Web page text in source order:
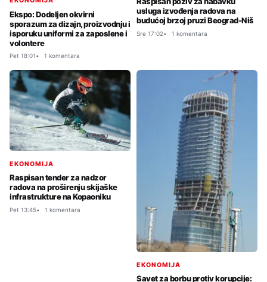
Ekspo: Dodeljen okvirni
sporazum za dizajn, proizvodnju i
isporuku uniformi za zaposlene i
volontere
Pet 18:01 1 komentara
usluga izvođenja radova na
budućoj brzoj pruzi Beograd-Niš
Sre 17:02 1 komentara
EKONOMIJA
Raspisan tender za nadzor
radova na proširenju skijaške
infrastrukture na Kopaoniku
Pet 13:45 1 komentara
EKONOMIJA
Savet za borbu protiv korupcije: